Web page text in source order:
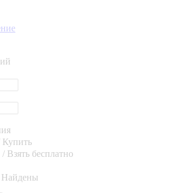
Взять бесплатно
Найдены